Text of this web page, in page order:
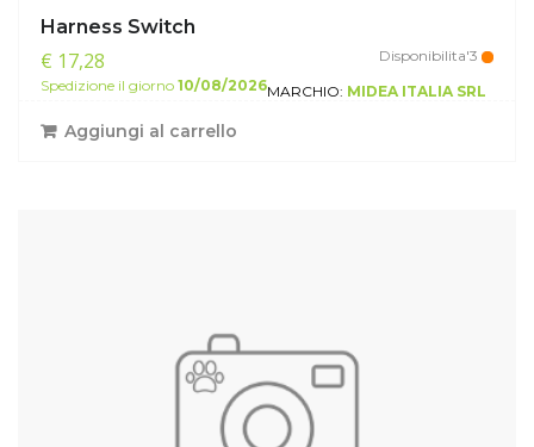
Harness Switch
€ 17,28
Disponibilita'3
Spedizione il giorno 10/08/2026MARCHIO: MIDEA ITALIA SRL
Aggiungi al carrello